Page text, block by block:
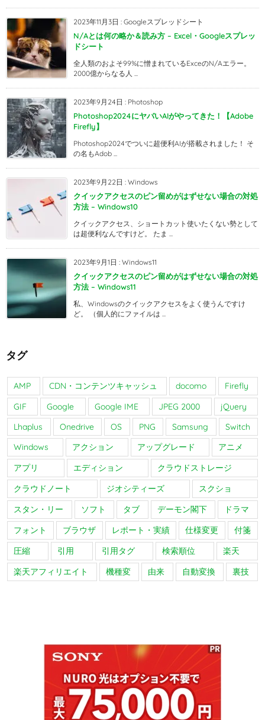
2023年11月3日 : Googleスプレッドシート
N/Aとは何の略か＆読み方 – Excel・Googleスプレッ
ドシート
全人類のおよそ99%に憎まれているExceのN/Aエラー。
2000億からなる人 ...
2023年9月24日 : Photoshop
Photoshop2024にヤバいAIがやってきた！【Adobe
Firefly】
Photoshop2024でついに超便利AIが搭載されました！ そ
の名もAdob ...
2023年9月22日 : Windows
クイックアクセスのピン留めがはずせない場合の対処
方法 – Windows10
クイックアクセス、ショートカット使いたくない勢として
は超便利なんですけど。 たま ...
2023年9月1日 : Windows11
クイックアクセスのピン留めがはずせない場合の対処
方法 – Windows11
私、Windowsのクイックアクセスをよく使うんですけ
ど。 （個人的にファイルは ...
タグ
AMP CDN・コンテンツキャッシュ docomo
Firefly
GIF
Google Google IME JPEG 2000
jQuery
Lhaplus
Onedrive OS PNG Samsung
Switch
Windows
アクション アップグレード
アニメ
アプリ
エディション
クラウドストレージ
クラウドノート
ジオシティーズ
スクショ
スタン・リー
ソフト タブ デーモン閣下
ドラマ
フォント
ブラウザ レポート・実績 仕様変更
付箋
圧縮
引用 引用タグ 検索順位
楽天
楽天アフィリエイト
機種変 由来 自動変換 裏技